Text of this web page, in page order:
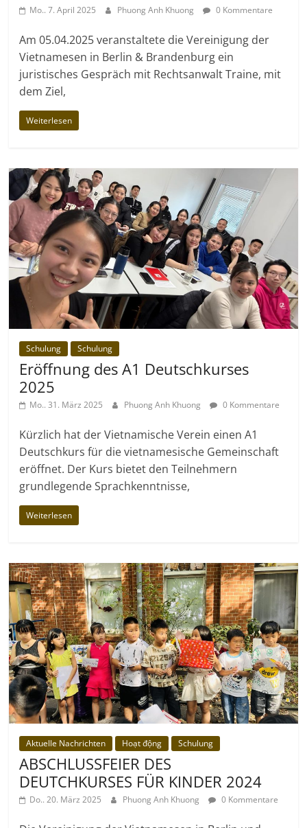
Mo.. 7. April 2025 Phuong Anh Khuong 0 Kommentare
Am 05.04.2025 veranstaltete die Vereinigung der
Vietnamesen in Berlin & Brandenburg ein
juristisches Gespräch mit Rechtsanwalt Traine, mit
dem Ziel,
Weiterlesen
Schulung Schulung
Eröffnung des A1 Deutschkurses
2025
Mo.. 31. März 2025 Phuong Anh Khuong 0 Kommentare
Kürzlich hat der Vietnamische Verein einen A1
Deutschkurs für die vietnamesische Gemeinschaft
eröffnet. Der Kurs bietet den Teilnehmern
grundlegende Sprachkenntnisse,
Weiterlesen
Aktuelle Nachrichten Hoạt động Schulung
ABSCHLUSSFEIER DES
DEUTCHKURSES FÜR KINDER 2024
Do.. 20. März 2025 Phuong Anh Khuong 0 Kommentare